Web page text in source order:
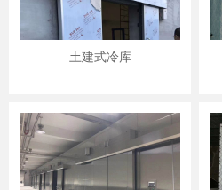
土建式冷库